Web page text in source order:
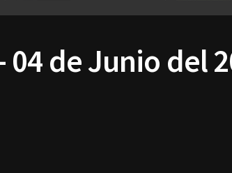
04 de Junio del